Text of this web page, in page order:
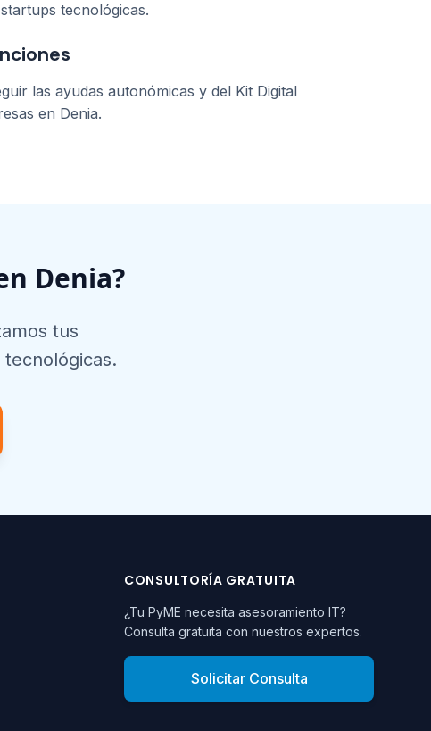
tecnológicas.
las ayudas autonómicas y del Kit Digital
en Denia.
Denia?
tus
CONSULTORÍA GRATUITA
¿Tu PyME necesita asesoramiento IT?
Consulta gratuita con nuestros expertos.
Solicitar Consulta